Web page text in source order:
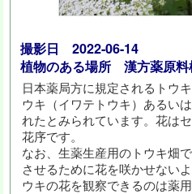
撮影日 2022-06-14
植物のある場所 漢方薬原料
日本薬局方に規定されるトウ
ウキ（イワテトウキ）あるい
れたとみられています。花は
花序です。
なお、生薬生産用のトウキ畑
させるために花を咲かせない
ウキの花を観察できるのは薬